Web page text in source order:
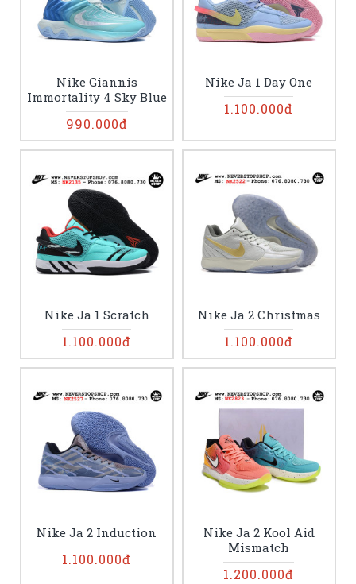
Nike Giannis
Immortality 4 Sky Blue
990.000đ
Nike Ja 1 Day One
1.100.000đ
Nike Ja 1 Scratch
1.100.000đ
Nike Ja 2 Christmas
1.100.000đ
Nike Ja 2 Induction
1.100.000đ
Nike Ja 2 Kool Aid
Mismatch
1.200.000đ